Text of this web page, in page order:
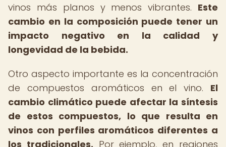
vinos más planos y menos vibrantes. Este
cambio en la composición puede tener un
impacto negativo en la calidad y
longevidad de la bebida.
Otro aspecto importante es la concentración
de compuestos aromáticos en el vino. El
cambio climático puede afectar la síntesis
de estos compuestos, lo que resulta en
vinos con perfiles aromáticos diferentes a
los tradicionales. Por ejemplo, en regiones